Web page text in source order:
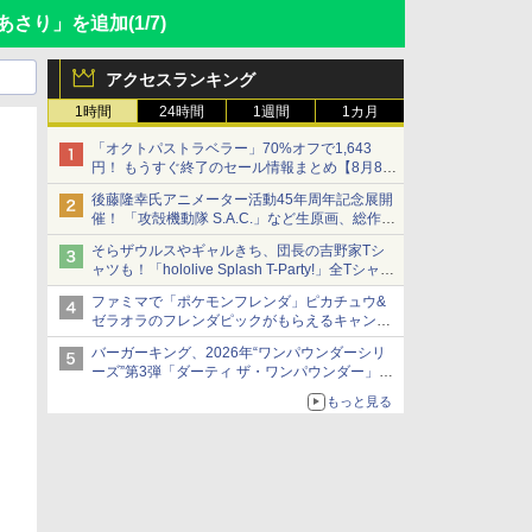
さり」を追加(1/7)
アクセスランキング
1時間 24時間 1週間 1カ月
「オクトパストラベラー」70%オフで1,643
円！ もうすぐ終了のセール情報まとめ【8月8日
更新】
ニンテンドーeショップでは「大神 絶景版」が
67%オフで990円
後藤隆幸氏アニメーター活動45年周年記念展開
催！ 「攻殻機動隊 S.A.C.」など生原画、総作画
監督修正が展示
そらザウルスやギャルきち、団長の吉野家Tシ
ャツも！「hololive Splash T-Party!」全Tシャツ
ラインナップ公開＆オンライン販売開始
ファミマで「ポケモンフレンダ」ピカチュウ&
ゼラオラのフレンダピックがもらえるキャンペ
ーン開催！
バーガーキング、2026年“ワンパウンダーシリ
ーズ”第3弾「ダーティ ザ・ワンパウンダー」を
「特製ガーリックマヨソース」を使用した超大
もっと見る